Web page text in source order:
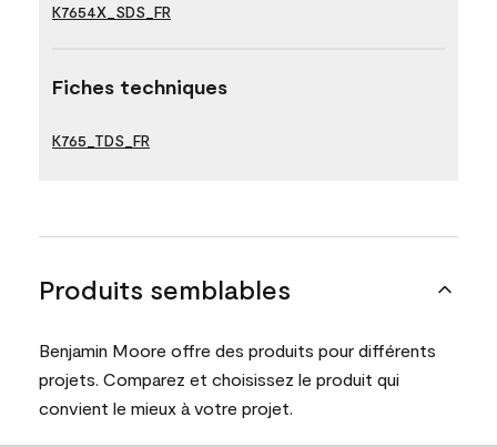
K7654X_SDS_FR
Fiches techniques
K765_TDS_FR
Produits semblables
Benjamin Moore offre des produits pour différents
projets. Comparez et choisissez le produit qui
convient le mieux à votre projet.